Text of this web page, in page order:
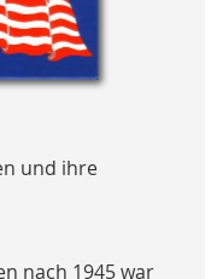
und ihre
nach 1945 war